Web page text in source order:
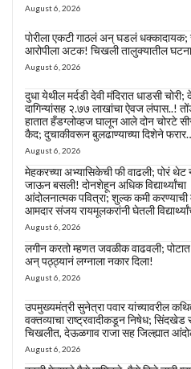
August 6, 2026
पोरीला एकटी गाठलं अन् घडलं
आरोपीला अटक! चिखली तालुक्यातील
August 6, 2026
दुधा येथील मर्दडी देवी मंदिरात धाडसी चोरी;
दागिन्यांसह २.७७ लाखांचा ऐवज लंपास..!
हातात हँडग्लोव्हज घालून आले दोन चोरटे
कैद; दुचाकीवरून बुलढाण्याच्या दिशेने
August 6, 2026
मेहकरच्या अभ्यासिकेची फी वाढली; पोरं थेट
जाऊन बसली! दोनशेहून अधिक विद्यार्थ्यांचा
आंदोलनात्मक पवित्रा; शुल्क कमी करण्याची
आमदार संजय रायमूलकरांनी घेतली
August 6, 2026
लगीन करतो म्हणत जवळीक वाढवली;
अन् पठ्ठ्यानं लग्नाला नकार दिला!
August 6, 2026
उपमुख्यमंत्री सुनेत्रा पवार यांच्यावरील
वक्तव्याचा राष्ट्रवादीकडून निषेध; सिंदखेड
चिखलीत, देऊळगाव राजा सह जिल्ह्यात
August 6, 2026